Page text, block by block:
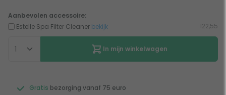
Aanbevolen accessoire:
Estelle Spa Filter Cleaner bekijk 122,55
In mijn winkelwagen
Gratis bezorging vanaf 75 euro